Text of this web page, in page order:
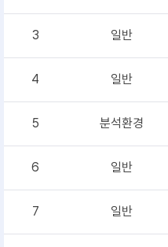
3 일반
4 일반
5 분석환경
6 일반
7 일반